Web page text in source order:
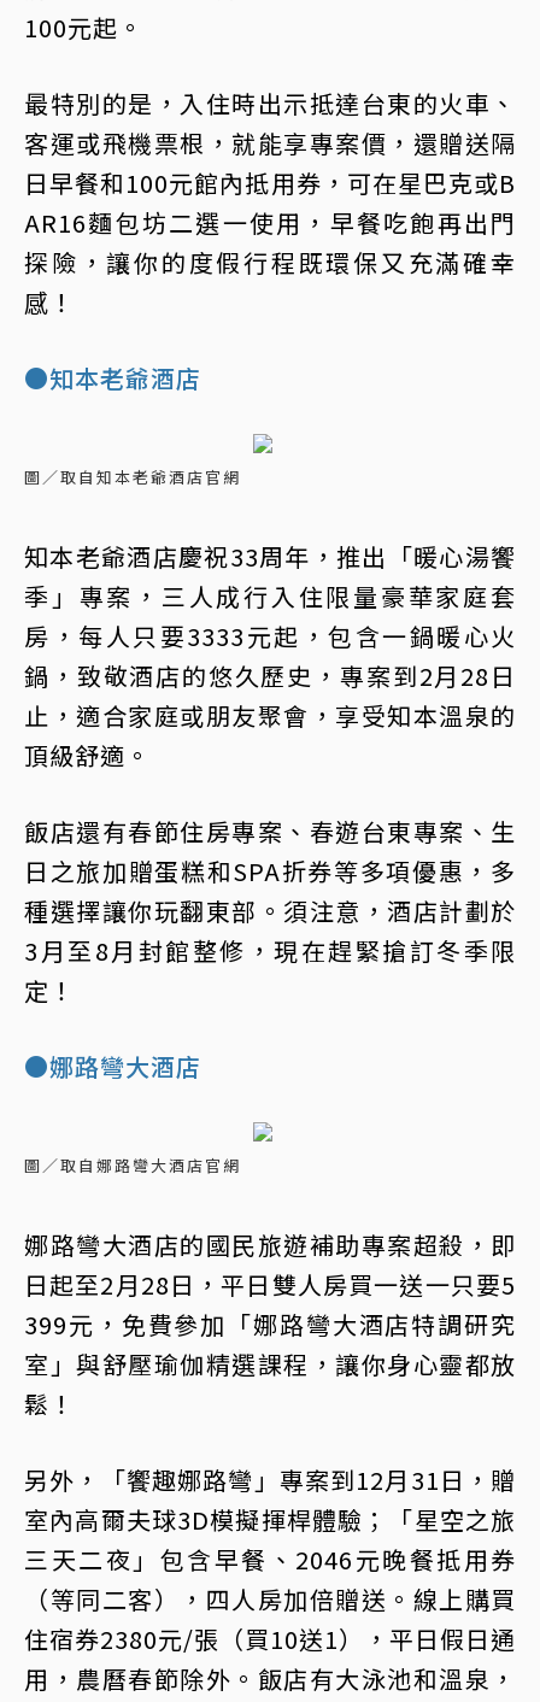
100元起。
最特別的是，入住時出示抵達台東的火車、
客運或飛機票根，就能享專案價，還贈送隔
日早餐和100元館內抵用券，可在星巴克或B
AR16麵包坊二選一使用，早餐吃飽再出門
探險，讓你的度假行程既環保又充滿確幸
感！
●知本老爺酒店
圖／取自知本老爺酒店官網
知本老爺酒店慶祝33周年，推出「暖心湯饗
季」專案，三人成行入住限量豪華家庭套
房，每人只要3333元起，包含一鍋暖心火
鍋，致敬酒店的悠久歷史，專案到2月28日
止，適合家庭或朋友聚會，享受知本溫泉的
頂級舒適。
飯店還有春節住房專案、春遊台東專案、生
日之旅加贈蛋糕和SPA折券等多項優惠，多
種選擇讓你玩翻東部。須注意，酒店計劃於
3月至8月封館整修，現在趕緊搶訂冬季限
定！
●娜路彎大酒店
圖／取自娜路彎大酒店官網
娜路彎大酒店的國民旅遊補助專案超殺，即
日起至2月28日，平日雙人房買一送一只要5
399元，免費參加「娜路彎大酒店特調研究
室」與舒壓瑜伽精選課程，讓你身心靈都放
鬆！
另外，「饗趣娜路彎」專案到12月31日，贈
室內高爾夫球3D模擬揮桿體驗；「星空之旅
三天二夜」包含早餐、2046元晚餐抵用券
（等同二客），四人房加倍贈送。線上購買
住宿券2380元/張（買10送1），平日假日通
用，農曆春節除外。飯店有大泳池和溫泉，